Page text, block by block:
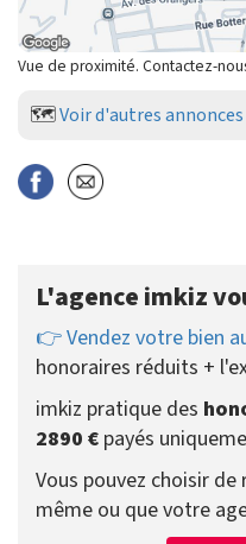
Vue de proximité. Contactez-
🗺️Voir d'autres
L'agence imkiz
👉 Vendez votre bien
honoraires réduits +
imkiz pratique des
2890 € payés
Vous pouvez choisir
même ou que votre